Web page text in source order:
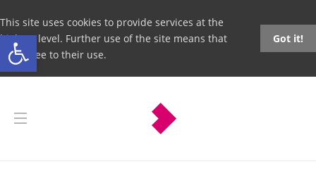
Open toolbar
This site uses cookies to provide services at the
highest level. Further use of the site means that
you agree to their use.
Got it!